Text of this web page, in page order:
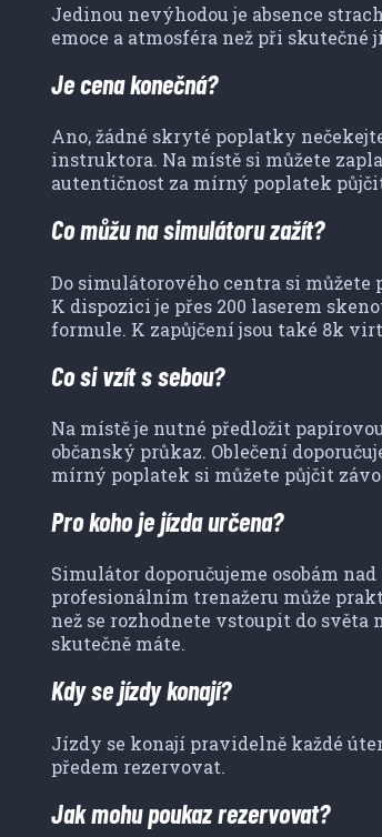
Jedinou nevýhodou je absence
emoce a atmosféra než při skutečné
Je cena konečná?
Ano, žádné skryté poplatky
instruktora. Na místě si můžete
autentičnost za mírný poplatek
Co můžu na simulátoru zažít?
Do simulátorového centra si
K dispozici je přes 200 laserem
formule. K zapůjčení jsou také 8k
Co si vzít s sebou?
Na místě je nutné předložit
občanský průkaz. Oblečení
mírný poplatek si můžete půjčit
Pro koho je jízda určena?
Simulátor doporučujeme osobám
profesionálním trenažeru může
než se rozhodnete vstoupit do
skutečně máte.
Kdy se jízdy konají?
Jízdy se konají pravidelně každé
předem rezervovat.
Jak mohu poukaz rezervovat?